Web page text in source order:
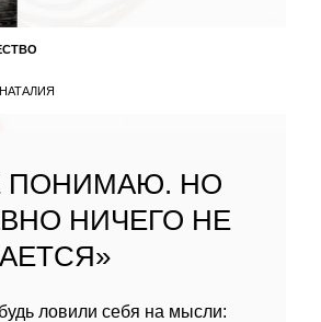
ПОНИМАЮ. НО
НИЧЕГО НЕ
ловили себя на мысли: